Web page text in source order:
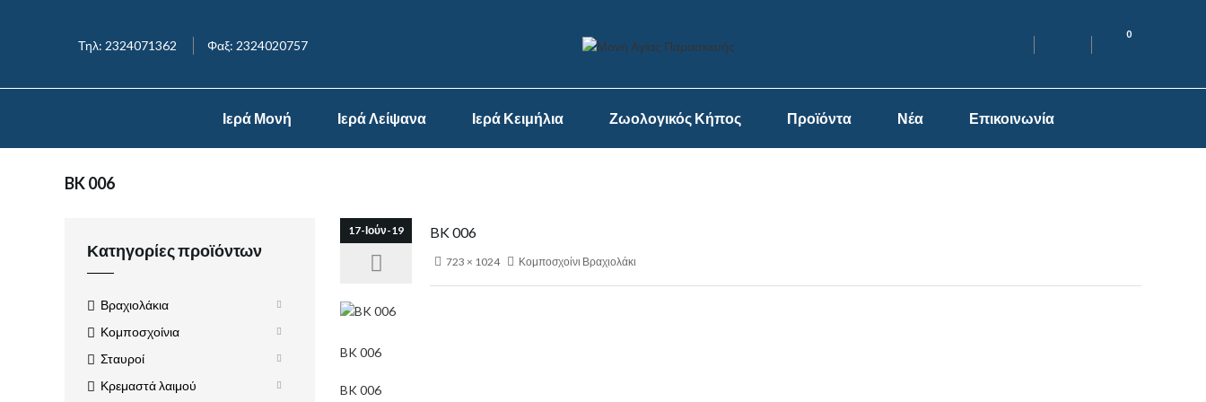
Τηλ: 2324071362 Φαξ: 2324020757
0
Ιερά Μονή Ιερά Λείψανα Ιερά Κειμήλια Ζωολογικός Κήπος Προϊόντα Νέα Επικοινωνία
BK 006
17-Ιούν-19 BK 006
723 × 1024 Κομποσχοίνι Βραχιολάκι
BK 006
BK 006
Κατηγορίες προϊόντων
Βραχιολάκια
Κομποσχοίνια
Σταυροί
Κρεμαστά λαιμού